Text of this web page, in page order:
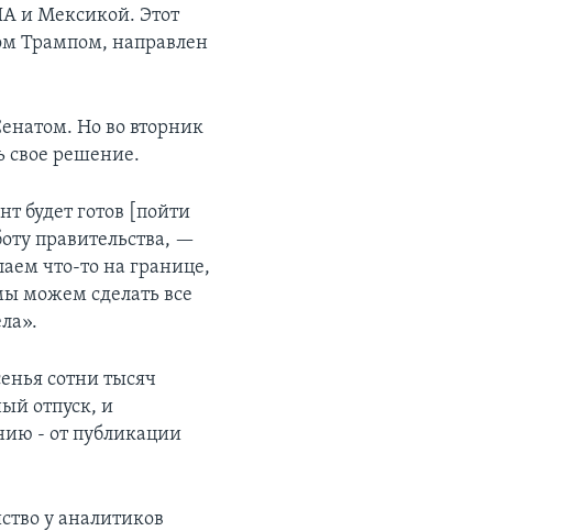
и Мексикой. Этот
Трампом, направлен
Но во вторник
свое решение.
будет готов [пойти
правительства, —
что-то на границе,
можем сделать все
сотни тысяч
отпуск, и
- от публикации
у аналитиков